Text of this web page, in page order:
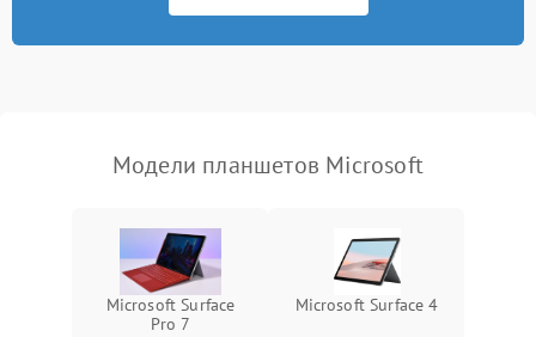
Сенсорное управление
Проблемы с механикой
Модели планшетов Microsoft
Microsoft Surface
Pro 7
Microsoft Surface 4